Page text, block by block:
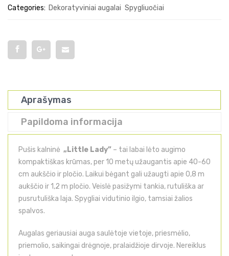
Categories: Dekoratyviniai augalai Spygliuočiai
Aprašymas
Papildoma informacija
Pušis kalninė „Little Lady” – tai labai lėto augimo
kompaktiškas krūmas, per 10 metų užaugantis apie 40-60
cm aukščio ir pločio. Laikui bėgant gali užaugti apie 0,8 m
aukščio ir 1,2 m pločio. Veislė pasižymi tankia, rutuliška ar
pusrutuliška laja. Spygliai vidutinio ilgio, tamsiai žalios
spalvos.
Augalas geriausiai auga saulėtoje vietoje, priesmėlio,
priemolio, saikingai drėgnoje, pralaidžioje dirvoje. Nereiklus